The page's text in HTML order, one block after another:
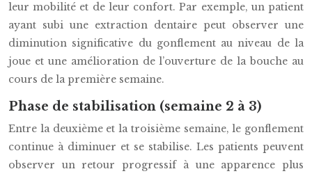
leur mobilité et de leur confort. Par exemple, un patient
ayant subi une extraction dentaire peut observer une
diminution significative du gonflement au niveau de la
joue et une amélioration de l’ouverture de la bouche au
cours de la première semaine.
Phase de stabilisation (semaine 2 à 3)
Entre la deuxième et la troisième semaine, le gonflement
continue à diminuer et se stabilise. Les patients peuvent
observer un retour progressif à une apparence plus